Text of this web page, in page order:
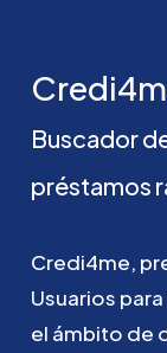
Buscador
préstamos
Credi4me,
Usuarios para
el ámbito de